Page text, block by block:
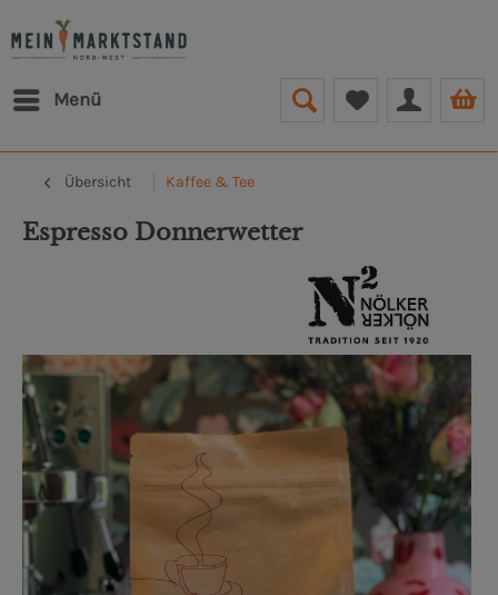
Menü
Übersicht Kaffee & Tee
Espresso Donnerwetter